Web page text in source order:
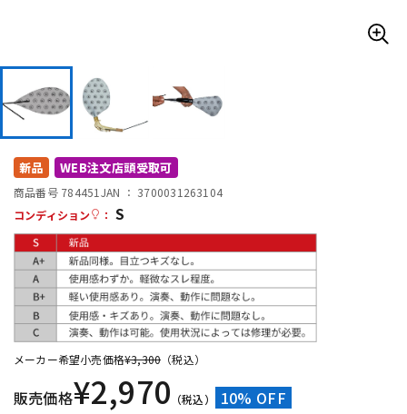
DTM オンライン納品
配信/ライブ機器
中古 ヴィンテージ
新品 WEB注文店頭受取可
商品番号 784451 JAN ： 3700031263104
コンディション
： S
メーカー希望小売価格¥3,300 （税込）
販売価格¥2,970 （税込） 10% OFF